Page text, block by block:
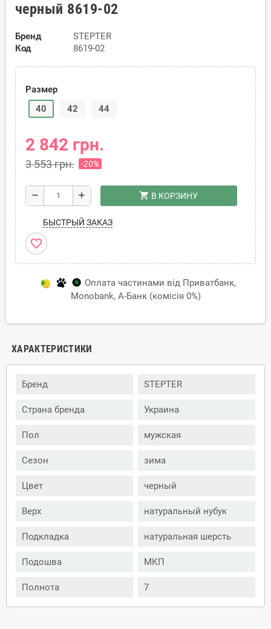
черный 8619-02
Бренд
STEPTER
Код
8619-02
Размер
40
42 44
2 842 грн.
3 553 грн. -20%
remove add shopping_cart В КОРЗИНУ
БЫСТРЫЙ ЗАКАЗ
favorite_border
Оплата частинами від Приватбанк,
Monobank, А-Банк (комісія 0%)
ХАРАКТЕРИСТИКИ
Бренд STEPTER
Страна бренда Украина
Пол мужская
Сезон зима
Цвет черный
Верх натуральный нубук
Подкладка натуральная шерсть
Подошва МКП
Полнота 7